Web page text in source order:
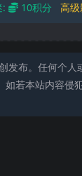
: 10积分 高
发布。任何个
若本站内容侵